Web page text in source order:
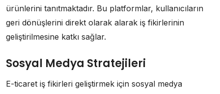
ürünlerini tanıtmaktadır. Bu platformlar, kullanıcıların
geri dönüşlerini direkt olarak alarak iş fikirlerinin
geliştirilmesine katkı sağlar.
Sosyal Medya Stratejileri
E-ticaret iş fikirleri geliştirmek için sosyal medya